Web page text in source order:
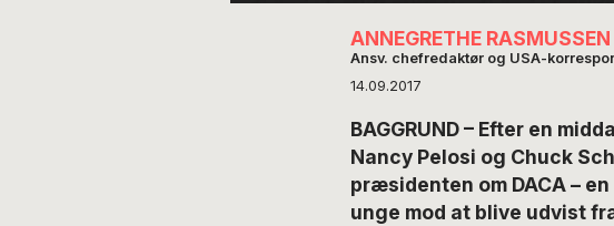
ANNEGRETHE RASMUSSEN
Ansv. chefredaktør og USA-
14.09.2017
BAGGRUND – Efter en
Nancy Pelosi og Chuck
præsidenten om DACA –
unge mod at blive udvist